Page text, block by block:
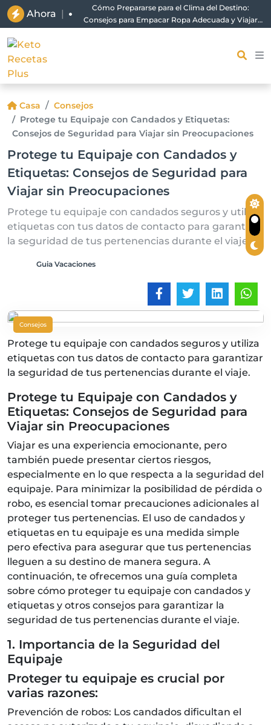
Ahora |
Cómo Prepararse para el Clima del Destino:
Consejos para Empacar Ropa Adecuada y Viajar
Casa
Consejos
Protege tu Equipaje con Candados y Etiquetas:
Consejos de Seguridad para Viajar sin Preocupaciones
Protege tu Equipaje con Candados y
Etiquetas: Consejos de Seguridad para
Viajar sin Preocupaciones
Protege tu equipaje con candados seguros y utiliza
etiquetas con tus datos de contacto para garantizar
la seguridad de tus pertenencias durante el viaje.
Guia Vacaciones
Consejos
Protege tu equipaje con candados seguros y utiliza
etiquetas con tus datos de contacto para garantizar
la seguridad de tus pertenencias durante el viaje.
Protege tu Equipaje con Candados y
Etiquetas: Consejos de Seguridad para
Viajar sin Preocupaciones
Viajar es una experiencia emocionante, pero
también puede presentar ciertos riesgos,
especialmente en lo que respecta a la seguridad del
equipaje. Para minimizar la posibilidad de pérdida o
robo, es esencial tomar precauciones adicionales al
proteger tus pertenencias. El uso de candados y
etiquetas en tu equipaje es una medida simple
pero efectiva para asegurar que tus pertenencias
lleguen a su destino de manera segura. A
continuación, te ofrecemos una guía completa
sobre cómo proteger tu equipaje con candados y
etiquetas y otros consejos para garantizar la
seguridad de tus pertenencias durante el viaje.
1. Importancia de la Seguridad del
Equipaje
Proteger tu equipaje es crucial por
varias razones:
Prevención de robos: Los candados dificultan el